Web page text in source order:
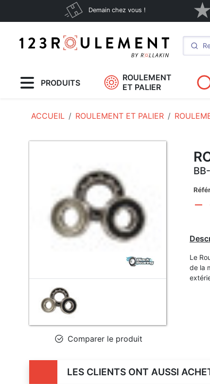
Demain chez vous !
PRODUITS
ROULEMENT
ET PALIER
ACCUEIL ROULEMENT ET PALIER
Comparer le produit
Le
de la
LES CLIENTS ONT AUSSI